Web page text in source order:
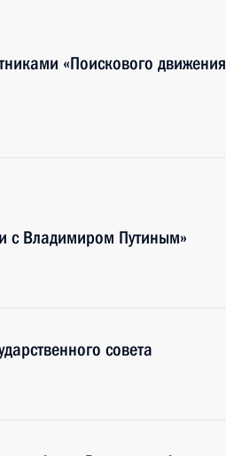
«Поискового движения
с Владимиром Путиным»
совета